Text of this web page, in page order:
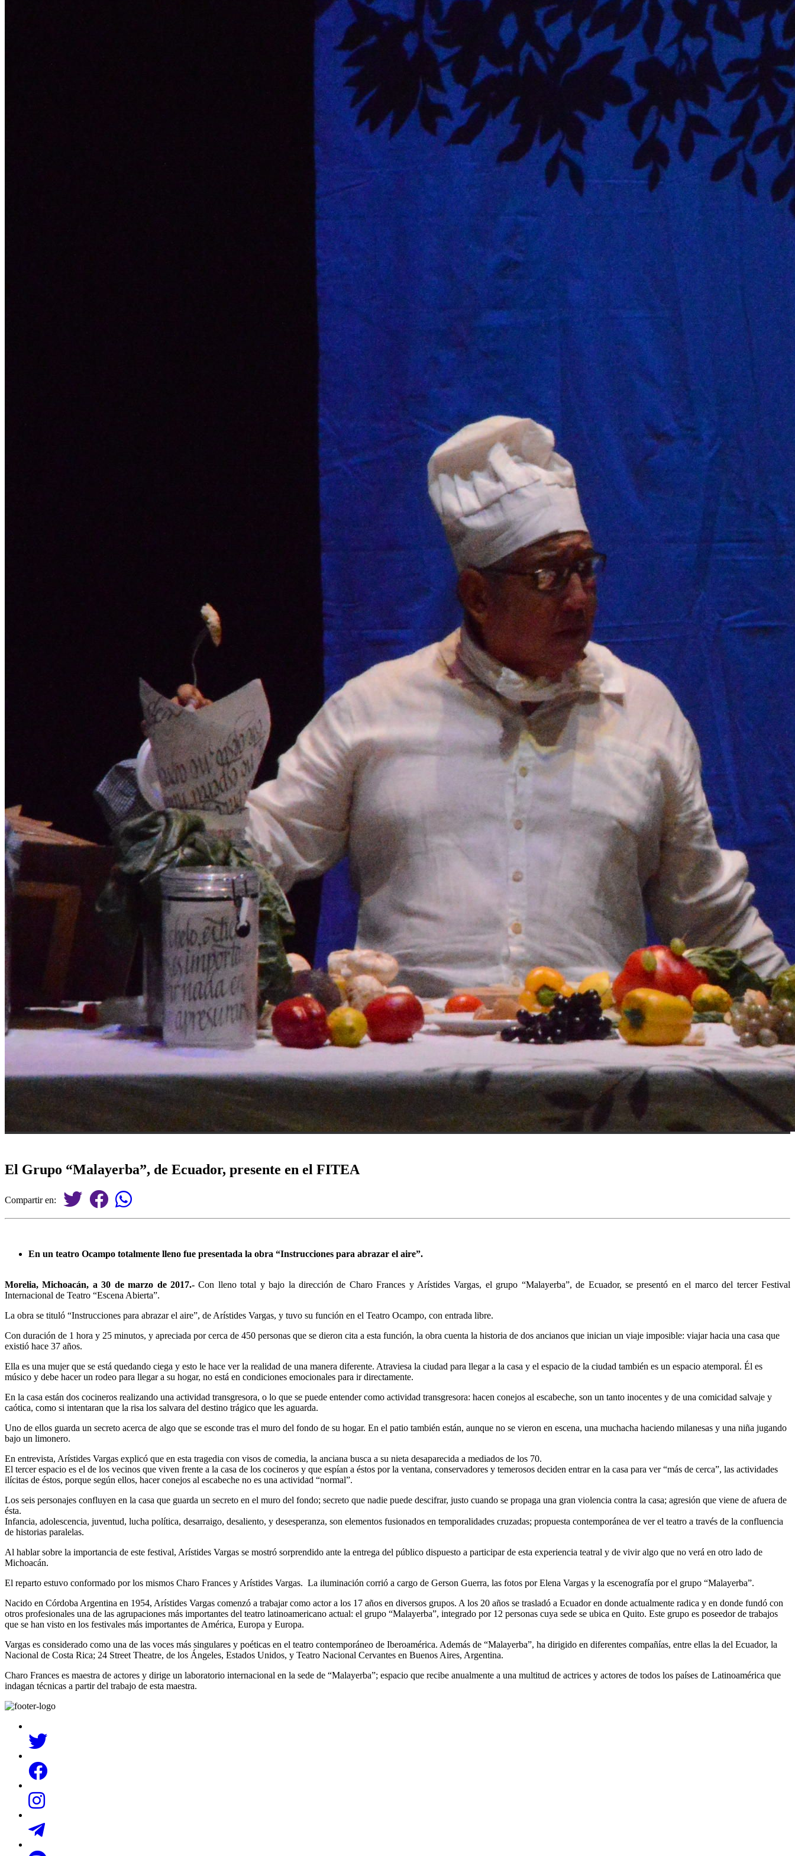
El Grupo “Malayerba”, de Ecuador, presente en el FITEA
Compartir en:
En un teatro Ocampo totalmente lleno fue presentada la obra “Instrucciones para abrazar el aire”.
Morelia, Michoacán, a 30 de marzo de 2017.-Con lleno total y bajo la dirección de Charo Frances y Arístides Vargas, el grupo “Malayerba”, de Ecuador, se presentó en el marco del tercer Festival
Internacional de Teatro “Escena Abierta”.
La obra se tituló “Instrucciones para abrazar el aire”, de Arístides Vargas, y tuvo su función en el Teatro Ocampo, con entrada libre.
Con duración de 1 hora y 25 minutos, y apreciada por cerca de 450 personas que se dieron cita a esta función, la obra cuenta la historia de dos ancianos que inician un viaje imposible: viajar hacia una casa que
existió hace 37 años.
Ella es una mujer que se está quedando ciega y esto le hace ver la realidad de una manera diferente. Atraviesa la ciudad para llegar a la casa y el espacio de la ciudad también es un espacio atemporal. Él es
músico y debe hacer un rodeo para llegar a su hogar, no está en condiciones emocionales para ir directamente.
En la casa están dos cocineros realizando una actividad transgresora, o lo que se puede entender como actividad transgresora: hacen conejos al escabeche, son un tanto inocentes y de una comicidad salvaje y
caótica, como si intentaran que la risa los salvara del destino trágico que les aguarda.
Uno de ellos guarda un secreto acerca de algo que se esconde tras el muro del fondo de su hogar. En el patio también están, aunque no se vieron en escena, una muchacha haciendo milanesas y una niña jugando
bajo un limonero.
En entrevista, Arístides Vargas explicó que en esta tragedia con visos de comedia, la anciana busca a su nieta desaparecida a mediados de los 70.
El tercer espacio es el de los vecinos que viven frente a la casa de los cocineros y que espían a éstos por la ventana, conservadores y temerosos deciden entrar en la casa para ver “más de cerca”, las actividades
ilícitas de éstos, porque según ellos, hacer conejos al escabeche no es una actividad “normal”.
Los seis personajes confluyen en la casa que guarda un secreto en el muro del fondo; secreto que nadie puede descifrar, justo cuando se propaga una gran violencia contra la casa; agresión que viene de afuera de
ésta.
Infancia, adolescencia, juventud, lucha política, desarraigo, desaliento, y desesperanza, son elementos fusionados en temporalidades cruzadas; propuesta contemporánea de ver el teatro a través de la confluencia
de historias paralelas.
Al hablar sobre la importancia de este festival, Arístides Vargas se mostró sorprendido ante la entrega del público dispuesto a participar de esta experiencia teatral y de vivir algo que no verá en otro lado de
Michoacán.
El reparto estuvo conformado por los mismos Charo Frances y Arístides Vargas. La iluminación corrió a cargo de Gerson Guerra, las fotos por Elena Vargas y la escenografía por el grupo “Malayerba”.
Nacido en Córdoba Argentina en 1954, Arístides Vargas comenzó a trabajar como actor a los 17 años en diversos grupos. A los 20 años se trasladó a Ecuador en donde actualmente radica y en donde fundó con
otros profesionales una de las agrupaciones más importantes del teatro latinoamericano actual: el grupo “Malayerba”, integrado por 12 personas cuya sede se ubica en Quito. Este grupo es poseedor de trabajos
que se han visto en los festivales más importantes de América, Europa y Europa.
Vargas es considerado como una de las voces más singulares y poéticas en el teatro contemporáneo de Iberoamérica. Además de “Malayerba”, ha dirigido en diferentes compañías, entre ellas la del Ecuador, la
Nacional de Costa Rica; 24 Street Theatre, de los Ángeles, Estados Unidos, y Teatro Nacional Cervantes en Buenos Aires, Argentina.
Charo Frances es maestra de actores y dirige un laboratorio internacional en la sede de “Malayerba”; espacio que recibe anualmente a una multitud de actrices y actores de todos los países de Latinoamérica que
indagan técnicas a partir del trabajo de esta maestra.